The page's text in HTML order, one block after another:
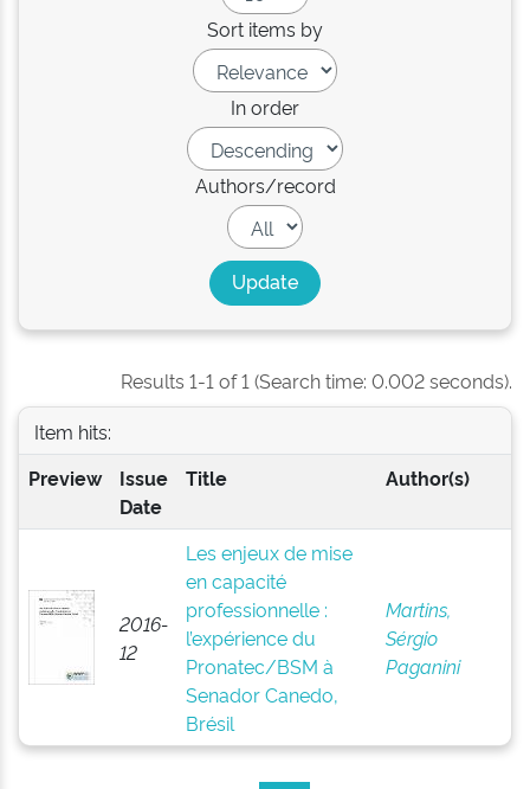
Sort items by
In order
Authors/record
Results 1-1 of 1 (Search time: 0.002 seconds).
Item hits:
Preview
Issue
Date
Title Author(s)
2016-
12
Les enjeux de mise
en capacité
professionnelle :
l’expérience du
Pronatec/BSM à
Senador Canedo,
Brésil
Martins,
Sérgio
Paganini